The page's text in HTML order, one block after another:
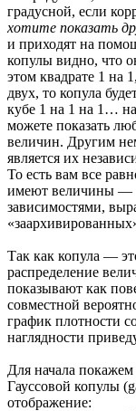
градусной, если
хотите показать
и приходят на
копулы видно, что
этом квадрате 1 на
двух, то копула
кубе 1 на 1 на 1…
можете показать
величин. Другим
является их
То есть вам все
имеют величины —
зависимостями,
Так как копула —
распределение
показывают как
совместной
график плотности
наглядности
Для начала
Гауссовой копулы
отображение: